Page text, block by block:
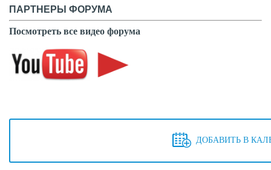
ПАРТНЕРЫ ФОРУМА
Посмотреть все видео форума
ДОБАВИТЬ В